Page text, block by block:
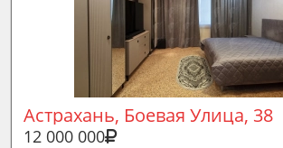
Астрахань, Боевая Улица, 38
12 000 000